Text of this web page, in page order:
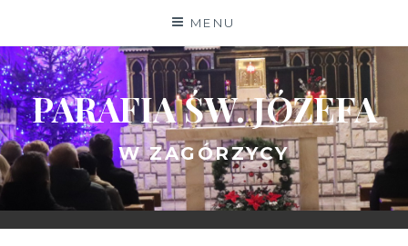
content
MENU
PARAFIA ŚW. JÓZEFA
W ZAGÓRZYCY